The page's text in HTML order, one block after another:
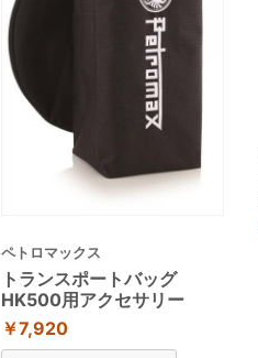
ペトロマックス
トランスポートバッグ
HK500用アクセサリー
￥7,920